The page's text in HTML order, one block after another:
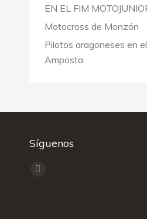
EN EL FIM
Motocross de Monzón
Pilotos aragoneses en
Amposta
Síguenos
Encuéntranos en:
Facebook